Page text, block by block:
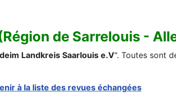
de Sarrelouis -
Landkreis Saarlouis e.V". Toutes sont
à la liste des revues échangées